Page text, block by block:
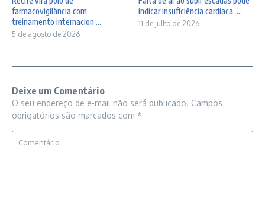
farmacovigilância com
treinamento internacion ...
5 de agosto de 2026
indicar insuficiência cardíaca, ...
11 de julho de 2026
Deixe um Comentário
O seu endereço de e-mail não será publicado. Campos
obrigatórios são marcados com *